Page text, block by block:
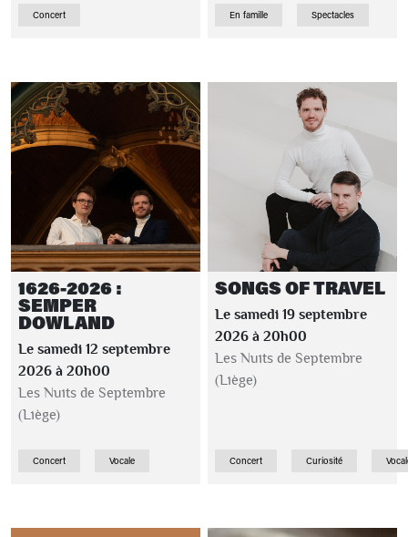
Concert En famille Spectacles
1626-2026 :
SEMPER
DOWLAND
Le samedi 12 septembre
2026 à 20h00
Les Nuits de Septembre
(Liège)
Concert Vocale
SONGS OF TRAVEL
Le samedi 19 septembre
2026 à 20h00
Les Nuits de Septembre
(Liège)
Concert Curiosité